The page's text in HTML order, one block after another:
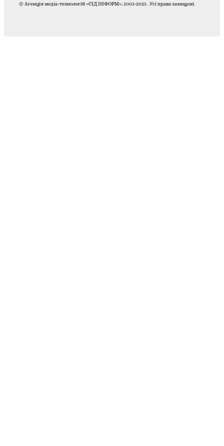
© Агенція медіа-технологій «СІД ІНФОРМ», 2003-2023 . Усі права захищені.